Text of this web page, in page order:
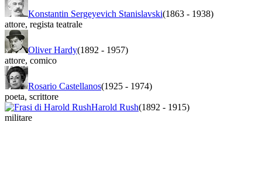
Konstantin Sergeyevich Stanislavski(1863 - 1938)
attore, regista teatrale
Oliver Hardy(1892 - 1957)
attore, comico
Rosario Castellanos(1925 - 1974)
poeta, scrittore
Harold Rush(1892 - 1915)
militare